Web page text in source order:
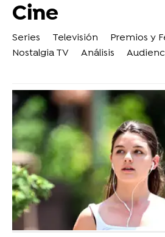
Cine
Series Televisión Premios y
Nostalgia TV
Análisis